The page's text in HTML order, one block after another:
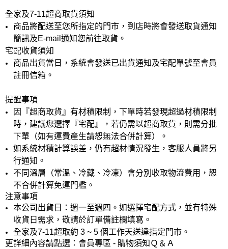
全家及7-11超商取貨須知
商品將配送至您所指定的門市，到店時將會發送取貨通知
簡訊及E-mail通知您前往取貨。
宅配收貨須知
商品出貨當日，系統會發送已出貨通知及宅配單號至會員
註冊信箱。
提醒事項
因『超商取貨』有材積限制，下單時若發現超過材積限制
時，建議您選擇『宅配』，若仍需以超商取貨，則需分批
下單（如有運費產生請恕無法合併計算）。
如系統材積計算誤差，仍有超材情況發生，客服人員將另
行通知。
不同溫層（常溫、冷藏、冷凍）會分別收取物流費用，恕
不合併計算免運門檻。
注意事項
本公司出貨日：週一至週四。如選擇宅配方式，並有特殊
收貨日需求，敬請於訂單備註欄填寫。
全家及7-11超取約 3 ~ 5 個工作天送達指定門市。
更詳細內容請點選：會員專區 - 購物須知Ｑ＆Ａ